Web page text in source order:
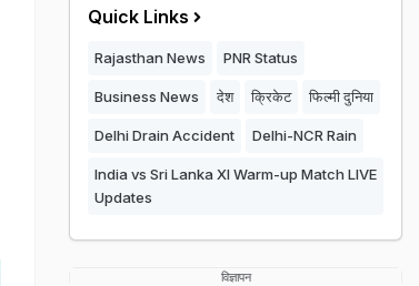
Quick Links
Rajasthan News PNR Status
Business News देश क्रिकेट फिल्मी दुनिया
Delhi Drain Accident Delhi-NCR Rain
India vs Sri Lanka XI Warm-up Match LIVE
Updates
विज्ञापन